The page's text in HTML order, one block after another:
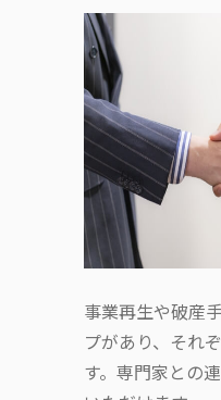
事業再生や破産
プがあり、それ
す。専門家との